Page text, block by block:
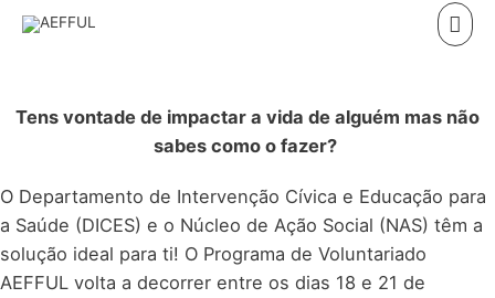
Skip
Tens vontade de impactar a vida de alguém mas não
sabes como o fazer?
O Departamento de Intervenção Cívica e Educação para
a Saúde (DICES) e o Núcleo de Ação Social (NAS) têm a
solução ideal para ti! O Programa de Voluntariado
AEFFUL volta a decorrer entre os dias 18 e 21 de